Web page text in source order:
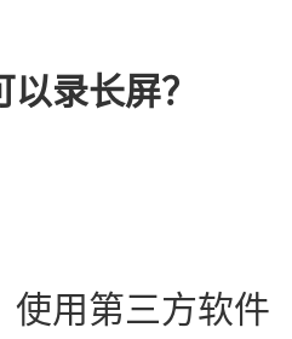
录长屏？
用第三方软件